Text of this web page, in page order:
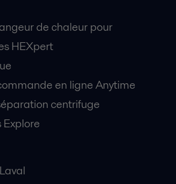
de chaleur pour
HEXpert
en ligne Anytime
centrifuge